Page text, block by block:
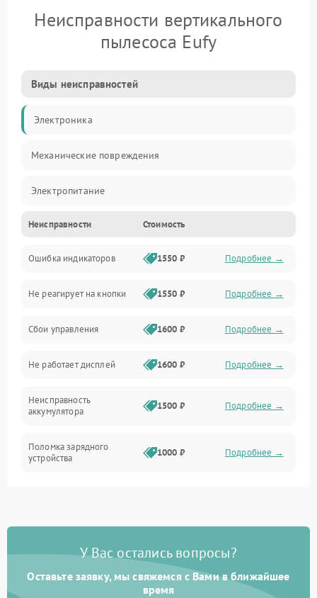
Неисправности вертикального
пылесоса Eufy
Виды неисправностей
Электроника
Механические повреждения
Электропитание
Механика
Аккумулятор
Работа системы
Всасывание
Засор
Привод
Электронные компоненты
Неисправности Стоимость
Ошибка индикаторов 1550 ₽ Подробнее →
Не реагирует на кнопки 1550 ₽ Подробнее →
Сбои управления 1600 ₽ Подробнее →
Не работает дисплей 1600 ₽ Подробнее →
Неисправность
аккумулятора
1500 ₽ Подробнее →
Поломка зарядного
устройства
1000 ₽ Подробнее →
Поломка кнопки
Неисправность системы
1000 ₽ Подробнее →
У Вас остались вопросы?
Оставьте заявку, мы свяжемся с Вами в ближайшее
время